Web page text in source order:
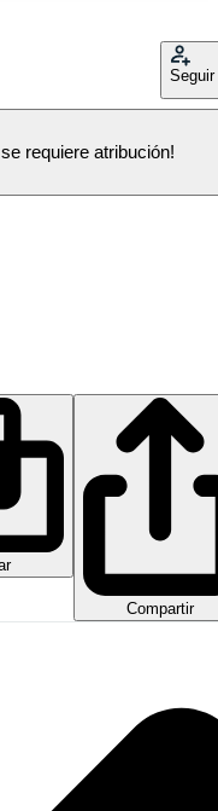
Seguir
requiere atribución!
Compartir